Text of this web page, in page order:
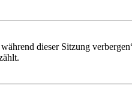
dieser Sitzung